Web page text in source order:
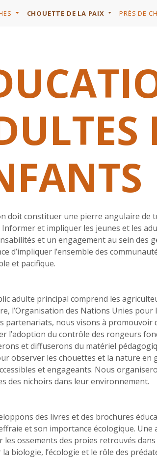
CHOUETTE DE LA PAIX PRÈS DE
doit constituer une pierre angulaire
Informer et impliquer les jeunes et les
et un engagement au sein des
d’impliquer l’ensemble des
et pacifique.
adulte principal comprend les
l’Organisation des Nations Unies
partenariats, nous visons à
l’adoption du contrôle des rongeurs
et diffuserons du matériel
observer les chouettes et la nature en
et engageants. Nous
des nichoirs dans leur environnement.
des livres et des brochures
et son importance écologique.
les ossements des proies retrouvés
la biologie, l’écologie et le rôle des